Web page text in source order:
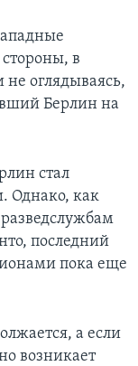
в
оглядываясь,
Берлин на
стал
Однако, как
последний
пока еще
а если
возникает